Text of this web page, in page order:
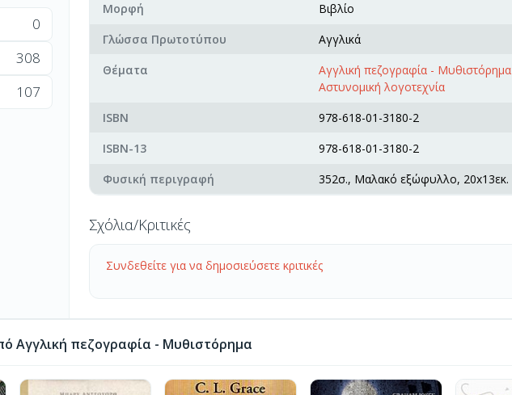
0
308
107
Μορφή
Βιβλίο
Γλώσσα Πρωτοτύπου
Αγγλικά
Θέματα
Αγγλική πεζογραφία - Μυθιστόρημα
Αστυνομική λογοτεχνία
ISBN
978-618-01-3180-2
ISBN-13
978-618-01-3180-2
Φυσική περιγραφή
352σ., Μαλακό εξώφυλλο, 20x13εκ.
Σχόλια/Κριτικές
Συνδεθείτε για να δημοσιεύσετε κριτικές
Αγγλική πεζογραφία - Μυθιστόρημα